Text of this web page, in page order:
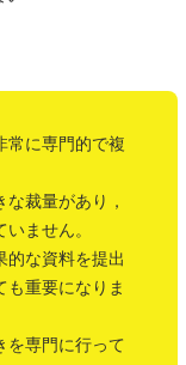
常に専門的で複
裁量があり，
ません。
的な資料を提出
重要になりま
を専門に行って